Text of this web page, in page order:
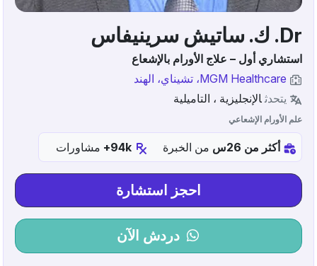
Dr. ك. ساتيش سرينيفاس
استشاري أول – علاج الأورام بالإشعاع
MGM Healthcare، تشيناي، الهند
يتحدث الإنجليزية ، التاميلية
علم الأورام الإشعاعي
أكثر من 26س من الخبرة 94k+ مشاورات
احجز استشارة
دردش الآن